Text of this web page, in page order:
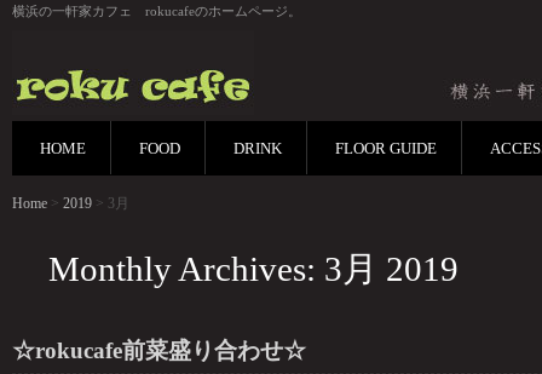
横浜の一軒家カフェ rokucafeのホームページ。
HOME FOOD DRINK FLOOR GUIDE
Home > 2019 > 3月
Monthly Archives: 3月 2019
☆rokucafe前菜盛り合わせ☆